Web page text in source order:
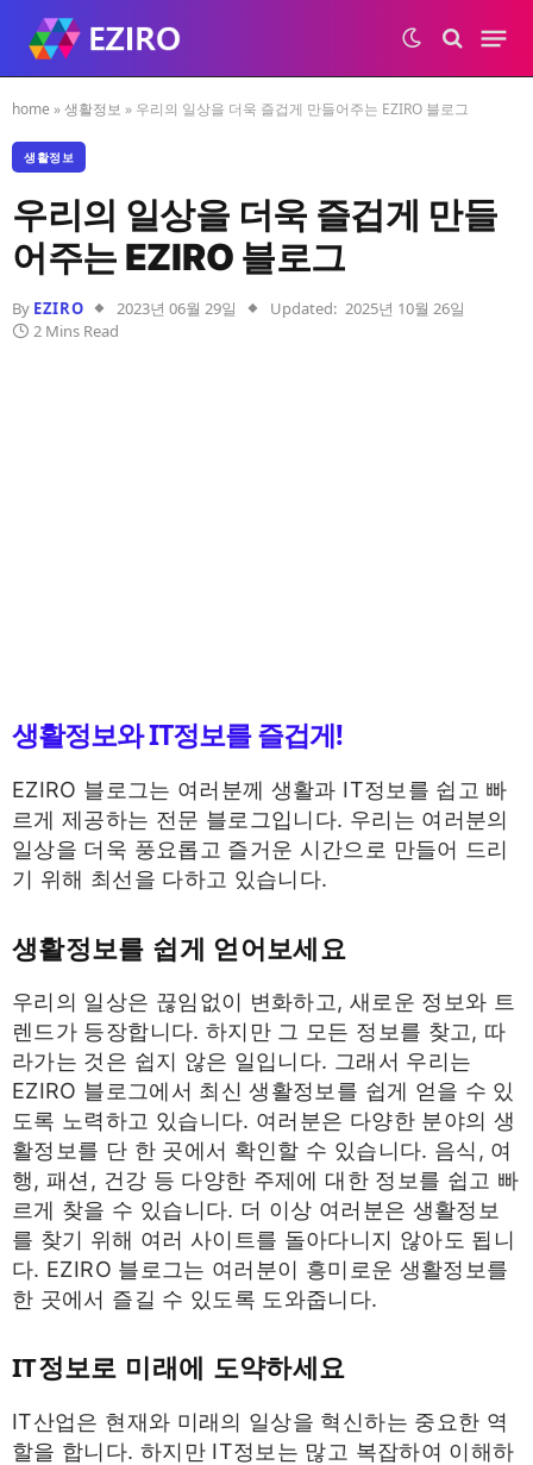
home »생활정보 » 우리의 일상을 더욱 즐겁게 만들어주는 EZIRO 블로그
생활정보
우리의 일상을 더욱 즐겁게 만들
어주는 EZIRO 블로그
By EZIRO 2023년 06월 29일 Updated: 2025년 10월 26일
2 Mins Read
생활정보와 IT정보를 즐겁게!
EZIRO 블로그는 여러분께 생활과 IT정보를 쉽고 빠
르게 제공하는 전문 블로그입니다. 우리는 여러분의
일상을 더욱 풍요롭고 즐거운 시간으로 만들어 드리
기 위해 최선을 다하고 있습니다.
생활정보를 쉽게 얻어보세요
우리의 일상은 끊임없이 변화하고, 새로운 정보와 트
렌드가 등장합니다. 하지만 그 모든 정보를 찾고, 따
라가는 것은 쉽지 않은 일입니다. 그래서 우리는
EZIRO 블로그에서 최신 생활정보를 쉽게 얻을 수 있
도록 노력하고 있습니다. 여러분은 다양한 분야의 생
활정보를 단 한 곳에서 확인할 수 있습니다. 음식, 여
행, 패션, 건강 등 다양한 주제에 대한 정보를 쉽고 빠
르게 찾을 수 있습니다. 더 이상 여러분은 생활정보
를 찾기 위해 여러 사이트를 돌아다니지 않아도 됩니
다. EZIRO 블로그는 여러분이 흥미로운 생활정보를
한 곳에서 즐길 수 있도록 도와줍니다.
IT정보로 미래에 도약하세요
IT산업은 현재와 미래의 일상을 혁신하는 중요한 역
할을 합니다. 하지만 IT정보는 많고 복잡하여 이해하